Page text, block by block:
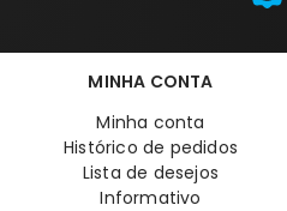
MINHA CONTA
Minha conta
Histórico de pedidos
Lista de desejos
Informativo